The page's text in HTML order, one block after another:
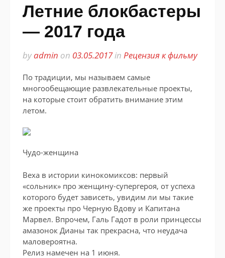
Летние блокбастеры
— 2017 года
byadmin on 03.05.2017in Рецензия к фильму
По традиции, мы называем самые
многообещающие развлекательные проекты,
на которые стоит обратить внимание этим
летом.
Чудо-женщина
Веха в истории кинокомиксов: первый
«сольник» про женщину-супергероя, от успеха
которого будет зависеть, увидим ли мы такие
же проекты про Черную Вдову и Капитана
Марвел. Впрочем, Галь Гадот в роли принцессы
амазонок Дианы так прекрасна, что неудача
маловероятна.
Релиз намечен на 1 июня.